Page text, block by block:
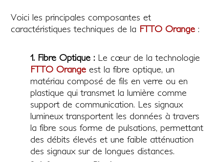
Voici les principales composantes et
caractéristiques techniques de la FTTO Orange :
1. Fibre Optique : Le cœur de la technologie
FTTO Orange est la fibre optique, un
matériau composé de fils en verre ou en
plastique qui transmet la lumière comme
support de communication. Les signaux
lumineux transportent les données à travers
la fibre sous forme de pulsations, permettant
des débits élevés et une faible atténuation
des signaux sur de longues distances.